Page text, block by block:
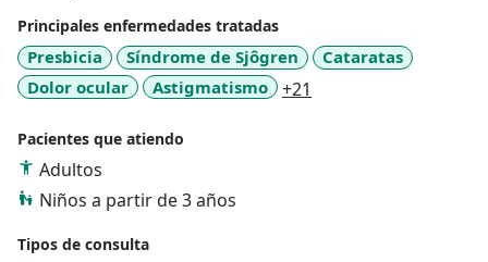
Principales enfermedades tratadas
Presbicia Síndrome de Sjôgren
Cataratas
Dolor ocular
Astigmatismo +21
Pacientes que atiendo
Adultos
Niños a partir de 3 años
Tipos de consulta